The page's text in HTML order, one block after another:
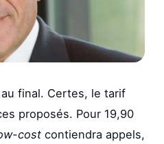
au final. Certes, le tarif
proposés. Pour 19,90
cost contiendra appels,